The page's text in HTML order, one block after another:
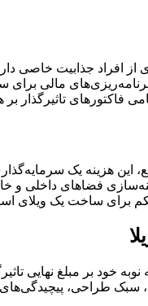
از افراد جذابیت
مالی
تاثیرگذار بر
این هزینه یک
فضاهای
برای ساخت یک ویلای
خود بر مبلغ نهایی
سبک طراحی،